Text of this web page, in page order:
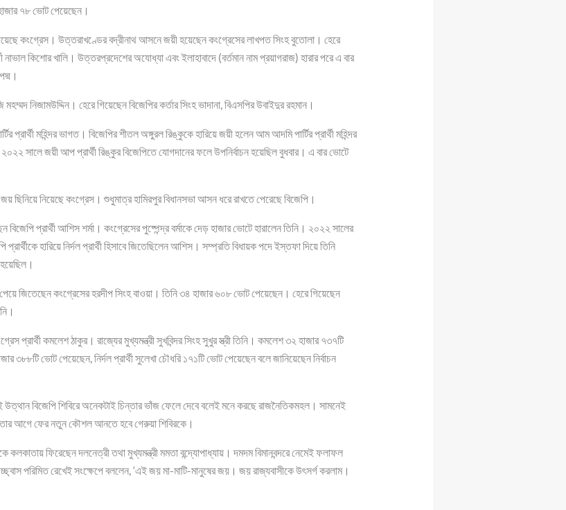
৭৮ ভোট পেয়েছেন।
কংগ্রেস। উত্তরাখণ্ডের বদ্রীনাথ আসনে জয়ী হয়েছেন কংগ্রেসের লাখপত সিংহ বুতোলা। হেরে
নাভাল কিশোর খালি। উত্তরপ্রদেশের অযোধ্যা এবং ইলাহাবাদে (বর্তমান নাম প্রয়াগরাজ) হারার পরে এ বার
নিজামউদ্দিন। হেরে গিয়েছেন বিজেপির কর্তার সিংহ ভাদানা, বিএসপির উবাইদুর রহমান।
মহিন্দর ভাগত। বিজেপির শীতল অঙ্গুরল রিঙ্কুকে হারিয়ে জয়ী হলেন আম আদমি পার্টির প্রার্থী মহিন্দর
সালে জয়ী আপ প্রার্থী রিঙ্কুর বিজেপিতে যোগদানের ফলে উপনির্বাচন হয়েছিল বুধবার। এ বার ভোটে
ছিনিয়ে নিয়েছে কংগ্রেস। শুধুমাত্র হামিরপুর বিধানসভা আসন ধরে রাখতে পেরেছে বিজেপি।
বিজেপি প্রার্থী আশিস শর্মা। কংগ্রেসের পুষ্পেন্দ্র বর্মাকে দেড় হাজার ভোটে হারালেন তিনি। ২০২২ সালের
হারিয়ে নির্দল প্রার্থী হিসাবে জিতেছিলেন আশিস। সম্প্রতি বিধায়ক পদে ইস্তফা দিয়ে তিনি
জিতেছেন কংগ্রেসের হরদীপ সিংহ বাওয়া। তিনি ৩৪ হাজার ৬০৮ ভোট পেয়েছেন। হেরে গিয়েছেন
প্রার্থী কমলেশ ঠাকুর। রাজ্যের মুখ্যমন্ত্রী সুখবিন্দর সিংহ সুখুর স্ত্রী তিনি। কমলেশ ৩২ হাজার ৭৩৭টি
৩৮৮টি ভোট পেয়েছেন, নির্দল প্রার্থী সুলেখা চৌধরি ১৭১টি ভোট পেয়েছেন বলে জানিয়েছেন নির্বাচন
উত্থান বিজেপি শিবিরে অনেকটাই চিন্তার ভাঁজ ফেলে দেবে বলেই মনে করছে রাজনৈতিকমহল। সামনেই
তার আগে ফের নতুন কৌশল আনতে হবে গেরুয়া শিবিরকে।
ফিরেছেন দলনেত্রী তথা মুখ্যমন্ত্রী মমতা বন্দ্যোপাধ্যায়। দমদম বিমানবন্দরে নেমেই ফলাফল
পরিমিত রেখেই সংক্ষেপে বললেন, ‘এই জয় মা-মাটি-মানুষের জয়। জয় রাজ্যবাসীকে উৎসর্গ করলাম।